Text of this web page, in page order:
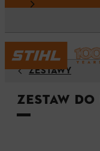
ZESTAWY
Zestaw